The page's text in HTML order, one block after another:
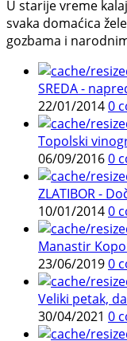
U starije vreme
svaka domaćica
gozbama i
SREDA -
22/01/20140
Topolski
06/09/20160
ZLATIBOR -
10/01/20140
Manastir
23/06/20190
Veliki petak,
30/04/2021 0